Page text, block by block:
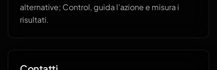
alternative; Control, guida l’azione e misura i
risultati.